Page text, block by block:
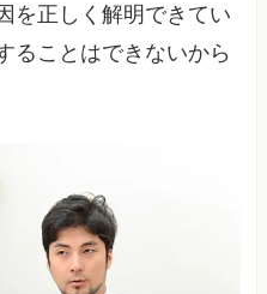
を正しく解明できてい
ることはできないから